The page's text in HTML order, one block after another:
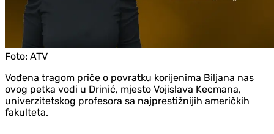
Foto: ATV
Vođena tragom priče o povratku korijenima Biljana nas
ovog petka vodi u Drinić, mjesto Vojislava Kecmana,
univerzitetskog profesora sa najprestižnijih američkih
fakulteta.